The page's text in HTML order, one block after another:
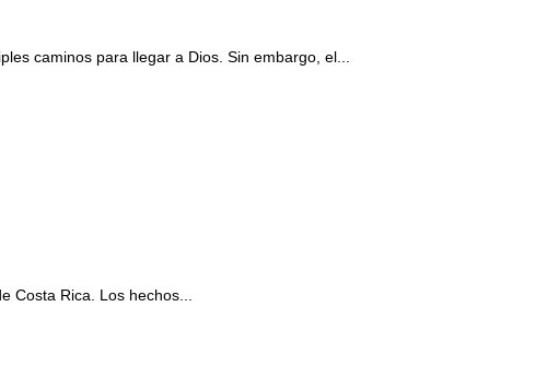
caminos para llegar a Dios. Sin embargo, el...
Costa Rica. Los hechos...